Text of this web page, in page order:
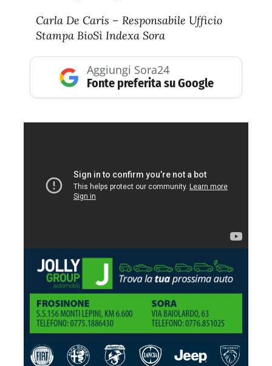
Carla De Caris – Responsabile Ufficio
Stampa BioSì Indexa Sora
Aggiungi Sora24
Fonte preferita su Google